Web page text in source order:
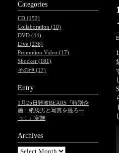
Categories
CD (152)
Collaboration (10)
DVD (44)
Live (236)
Promotion Video (17)
Shocker (181)
その他 (17)
Entry
1月25日難波BEARS『特別企
画！紙袋男と写真を撮ろー
っ！』実施
Archives